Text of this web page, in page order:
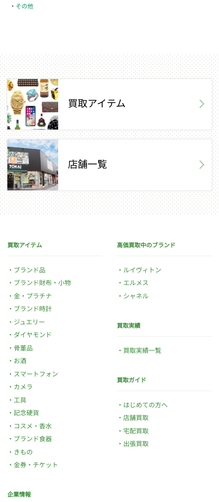
その他
買取アイテム
店舗一覧
買取アイテム
ブランド品
ブランド財布・小物
金・プラチナ
ブランド時計
ジュエリー
ダイヤモンド
骨董品
お酒
スマートフォン
カメラ
工具
記念硬貨
コスメ・香水
ブランド食器
きもの
金券・チケット
高価買取中のブランド
ルイヴィトン
エルメス
シャネル
買取実績
買取実績一覧
買取ガイド
はじめての方へ
店舗買取
宅配買取
出張買取
企業情報